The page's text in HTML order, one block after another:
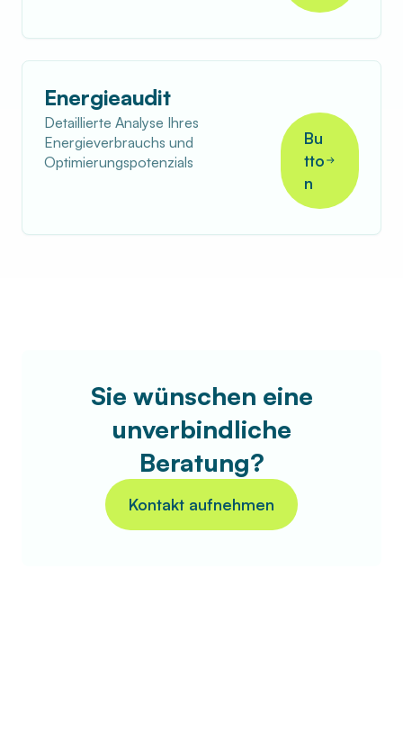
Energieaudit
Detaillierte Analyse Ihres
Energieverbrauchs und
Optimierungspotenzials
Bu
tto
n
Sie wünschen eine
unverbindliche
Beratung?
Kontakt aufnehmen